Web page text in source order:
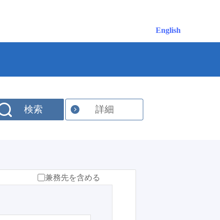
English
検索 詳細
兼務先を含める